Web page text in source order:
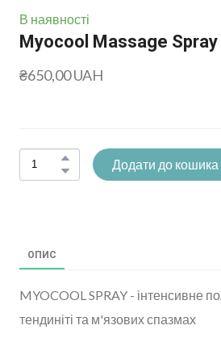
В наявності
Myocool Massage Spray
₴650,00 UAH
Додати до кошика
ОПИС
MYOCOOL SPRAY - інтенсивне
тендиніті та м'язових спазмах